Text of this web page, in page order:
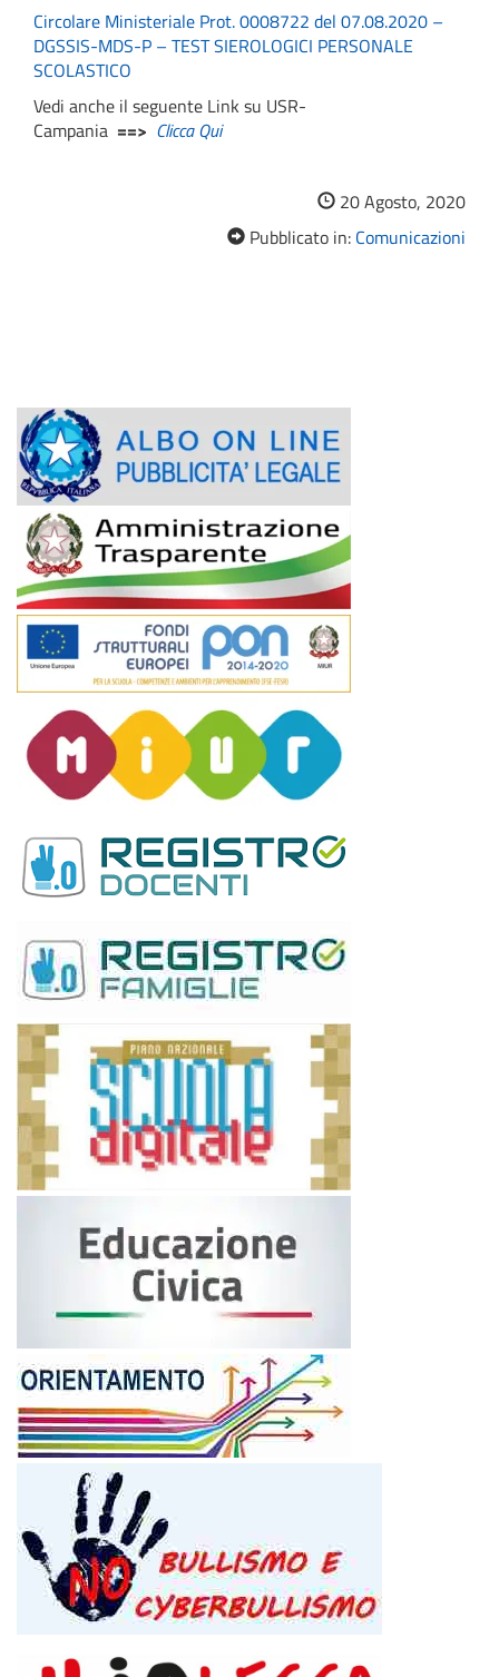
Circolare Ministeriale Prot. 0008722 del 07.08.2020 –
DGSSIS-MDS-P – TEST SIEROLOGICI PERSONALE
SCOLASTICO
Vedi anche il seguente Link su USR-
Campania ==> Clicca Qui
20 Agosto, 2020
Pubblicato in: Comunicazioni